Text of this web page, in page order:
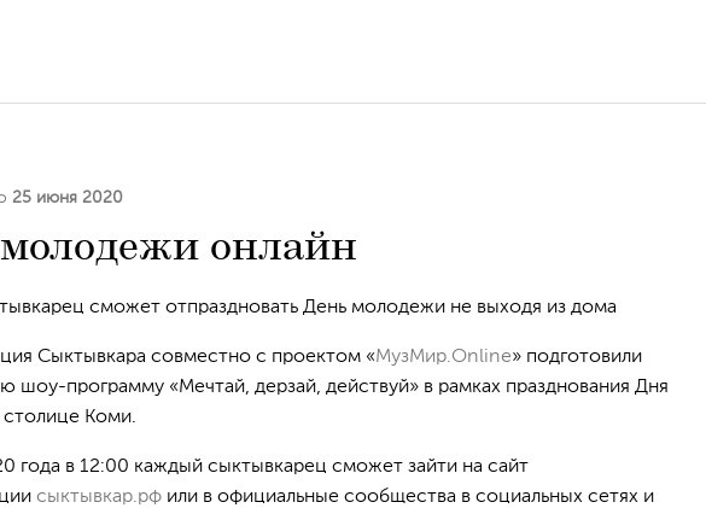
25 июня 2020
онлайн
сможет отпраздновать День молодежи не выходя из дома
Сыктывкара совместно с проектом «МузМир.Online» подготовили
шоу-программу «Мечтай, дерзай, действуй» в рамках празднования Дня
Коми.
года в 12:00 каждый сыктывкарец сможет зайти на сайт
сыктывкар.рф или в официальные сообщества в социальных сетях и